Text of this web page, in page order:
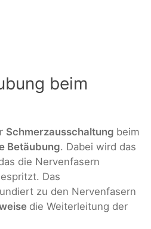
beim
Schmerzausschaltung beim
Betäubung. Dabei wird das
die Nervenfasern
Das
zu den Nervenfasern
die Weiterleitung der